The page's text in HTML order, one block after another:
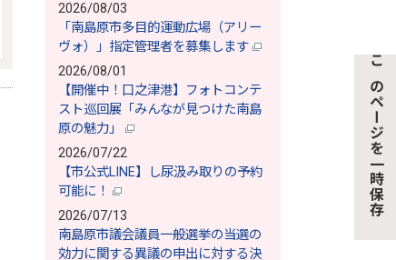
2026/08/03
「南島原市多目的運動広場（アリー
ヴォ）」指定管理者を募集します
2026/08/01
【開催中！口之津港】フォトコンテ
スト巡回展「みんなが見つけた南島
原の魅力」
2026/07/22
【市公式LINE】し尿汲み取りの予約
可能に！
2026/07/13
南島原市議会議員一般選挙の当選の
効力に関する異議の申出に対する決
このページを一時保存